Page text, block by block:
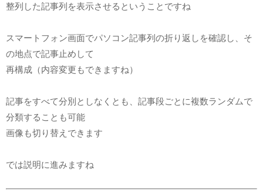
整列した記事列を表示させるということですね
スマートフォン画面でパソコン記事列の折り返しを確認し、そ
の地点で記事止めして
再構成（内容変更もできますね）
記事をすべて分別としなくとも、記事段ごとに複数ランダムで
分類することも可能
画像も切り替えできます
では説明に進みますね